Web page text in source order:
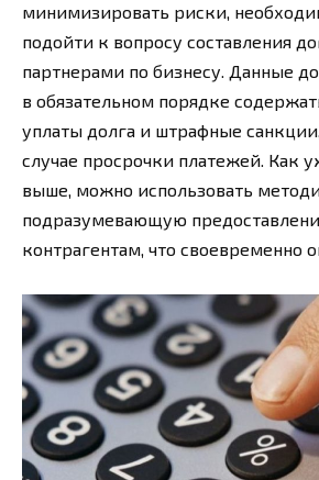
минимизировать риски,
подойти к вопросу составления
партнерами по бизнесу. Данные
в обязательном порядке
уплаты долга и штрафные
случае просрочки платежей. Как
выше, можно использовать
подразумевающую
контрагентам, что своевременно